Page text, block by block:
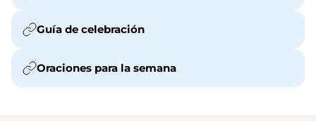
Guía de celebración
Oraciones para la semana